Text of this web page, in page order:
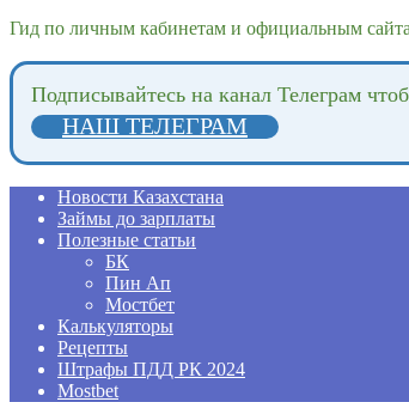
Гид по личным кабинетам и официальным
Подпиcывайтесь на канал Телеграм
НАШ ТЕЛЕГРАМ
Новости Казахстана
Займы до зарплаты
Полезные статьи
БК
Пин Ап
Мостбет
Калькуляторы
Рецепты
Штрафы ПДД РК 2024
Mostbet